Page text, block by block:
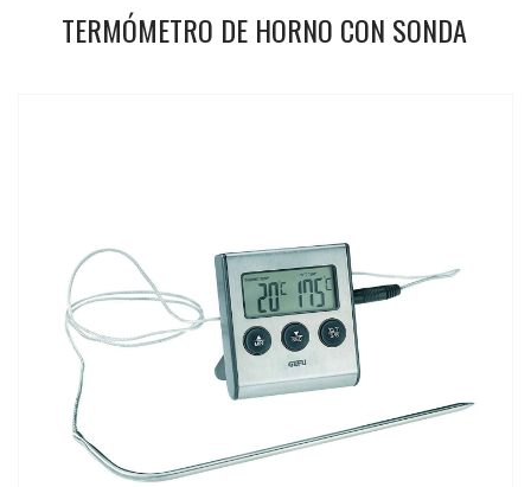
TERMÓMETRO DE HORNO CON SONDA